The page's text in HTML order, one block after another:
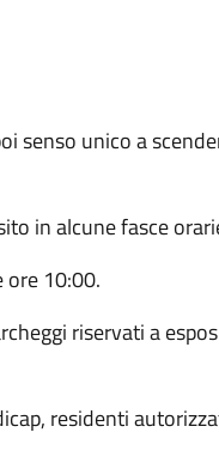
senso unico a
in alcune fasce
ore 10:00.
riservati a
residenti